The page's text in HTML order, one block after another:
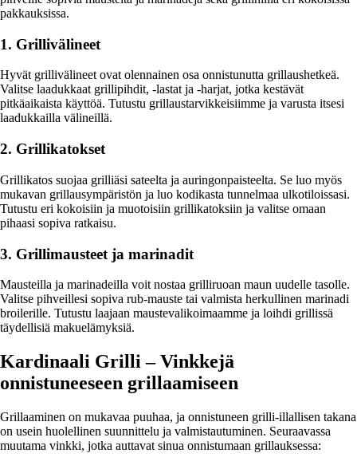
pakkauksissa.
1. Grillivälineet
Hyvät grillivälineet ovat olennainen osa onnistunutta grillaushetkeä.
Valitse laadukkaat grillipihdit, -lastat ja -harjat, jotka kestävät
pitkäaikaista käyttöä. Tutustu grillaustarvikkeisiimme ja varusta itsesi
laadukkailla välineillä.
2. Grillikatokset
Grillikatos suojaa grilliäsi sateelta ja auringonpaisteelta. Se luo myös
mukavan grillausympäristön ja luo kodikasta tunnelmaa ulkotiloissasi.
Tutustu eri kokoisiin ja muotoisiin grillikatoksiin ja valitse omaan
pihaasi sopiva ratkaisu.
3. Grillimausteet ja marinadit
Mausteilla ja marinadeilla voit nostaa grilliruoan maun uudelle tasolle.
Valitse pihveillesi sopiva rub-mauste tai valmista herkullinen marinadi
broilerille. Tutustu laajaan maustevalikoimaamme ja loihdi grillissä
täydellisiä makuelämyksiä.
Kardinaali Grilli – Vinkkejä
onnistuneeseen grillaamiseen
Grillaaminen on mukavaa puuhaa, ja onnistuneen grilli-illallisen takana
on usein huolellinen suunnittelu ja valmistautuminen. Seuraavassa
muutama vinkki, jotka auttavat sinua onnistumaan grillauksessa: